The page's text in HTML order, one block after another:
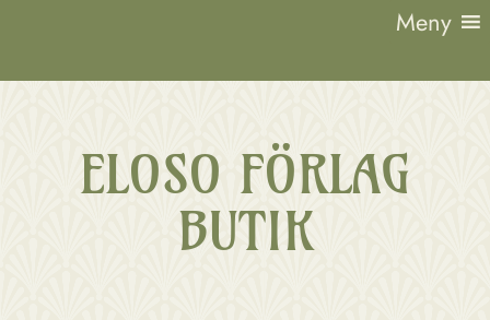
innehåll
Meny
ELOSO FÖRLAG
BUTIK